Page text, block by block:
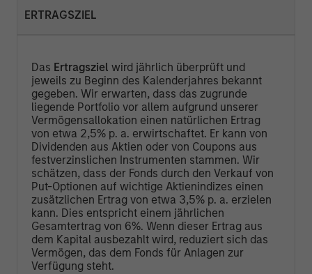
ERTRAGSZIEL
Das Ertragsziel wird jährlich überprüft und
jeweils zu Beginn des Kalenderjahres bekannt
gegeben. Wir erwarten, dass das zugrunde
liegende Portfolio vor allem aufgrund unserer
Vermögensallokation einen natürlichen Ertrag
von etwa 2,5% p. a. erwirtschaftet. Er kann von
Dividenden aus Aktien oder von Coupons aus
festverzinslichen Instrumenten stammen. Wir
schätzen, dass der Fonds durch den Verkauf von
Put-Optionen auf wichtige Aktienindizes einen
zusätzlichen Ertrag von etwa 3,5% p. a. erzielen
kann. Dies entspricht einem jährlichen
Gesamtertrag von 6%. Wenn dieser Ertrag aus
dem Kapital ausbezahlt wird, reduziert sich das
Vermögen, das dem Fonds für Anlagen zur
Verfügung steht.